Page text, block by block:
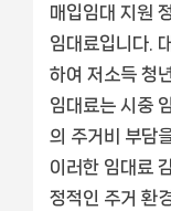
매입임대 지원
임대료입니다.
하여 저소득 청
임대료는 시중
의 주거비 부담
이러한 임대료
정적인 주거 환